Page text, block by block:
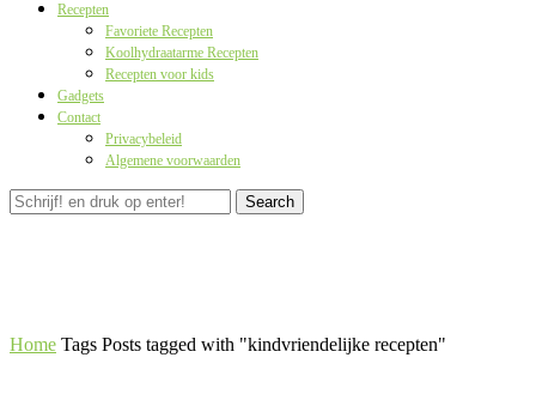
Recepten
Favoriete Recepten
Koolhydraatarme Recepten
Recepten voor kids
Gadgets
Contact
Privacybeleid
Algemene voorwaarden
Search
Home Tags Posts tagged with "kindvriendelijke recepten"